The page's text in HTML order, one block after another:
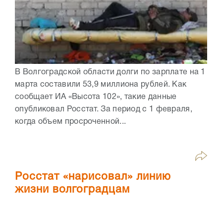
В Волгоградской области долги по зарплате на 1
марта составили 53,9 миллиона рублей. Как
сообщает ИА «Высота 102», такие данные
опубликовал Росстат. За период с 1 февраля,
когда объем просроченной...
Росстат «нарисовал» линию
жизни волгоградцам